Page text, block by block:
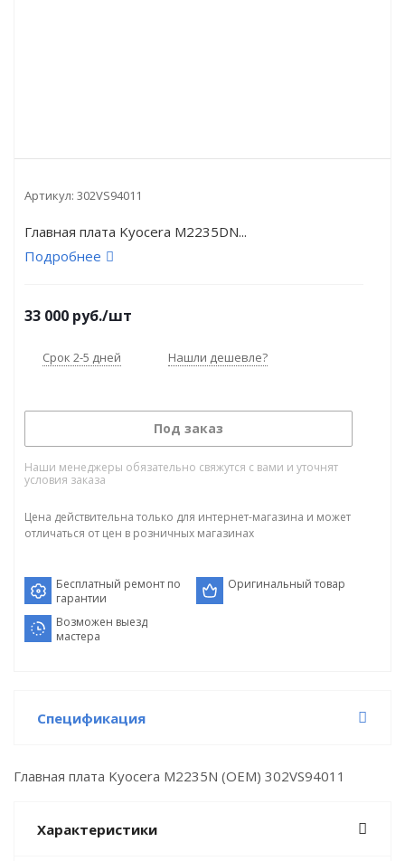
Артикул: 302VS94011
Главная плата Kyocera M2235DN...
Подробнее
33 000 руб./шт
Срок 2-5 дней Нашли дешевле?
Под заказ
Наши менеджеры обязательно свяжутся с вами и уточнят
условия заказа
Цена действительна только для интернет-магазина и может
отличаться от цен в розничных магазинах
Бесплатный ремонт по
гарантии
Оригинальный товар
Возможен выезд
мастера
Спецификация
Главная плата Kyocera M2235N (OEM) 302VS94011
Характеристики